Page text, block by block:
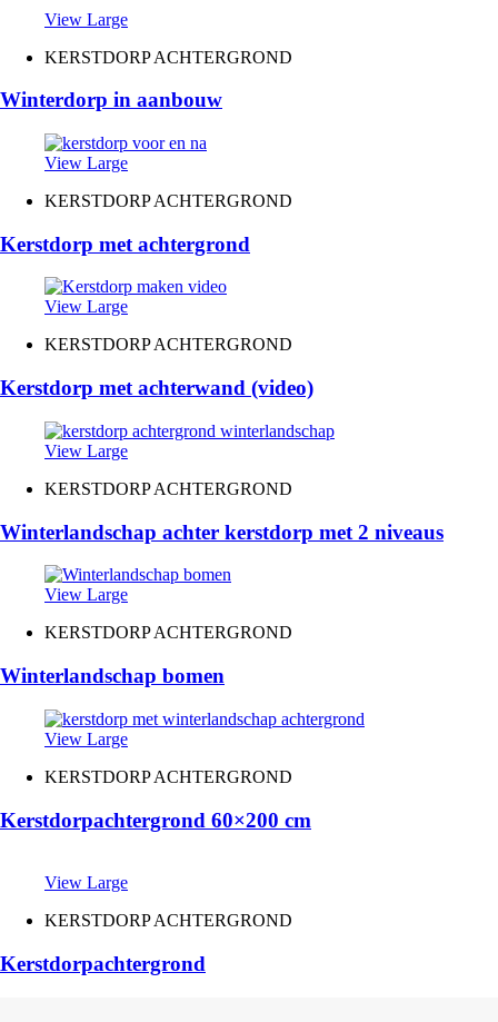
View Large
KERSTDORP ACHTERGROND
Winterdorp in aanbouw
View Large
KERSTDORP ACHTERGROND
Kerstdorp met achtergrond
View Large
KERSTDORP ACHTERGROND
Kerstdorp met achterwand (video)
View Large
KERSTDORP ACHTERGROND
Winterlandschap achter kerstdorp met 2 niveaus
View Large
KERSTDORP ACHTERGROND
Winterlandschap bomen
View Large
KERSTDORP ACHTERGROND
Kerstdorpachtergrond 60×200 cm
View Large
KERSTDORP ACHTERGROND
Kerstdorpachtergrond